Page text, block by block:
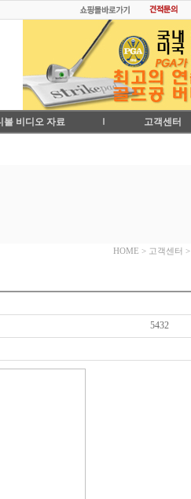
볼 비디오 자료 고객센터
HOME > 고객센터 >
5432